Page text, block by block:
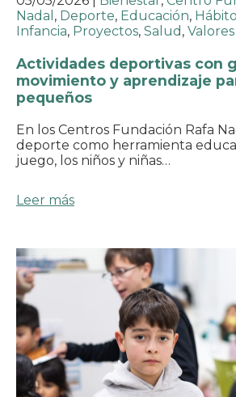
Nadal , Deporte, Educación,
Infancia, Proyectos, Salud , Valores
Actividades deportivas con
movimiento y aprendizaje
pequeños
En los Centros Fundación Rafa
deporte como herramienta
juego, los niños y niñas…
Leer más